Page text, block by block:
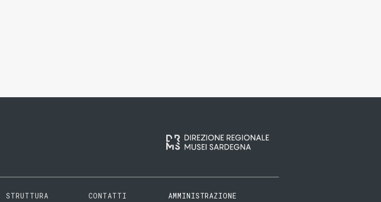
STRUTTURA CONTATTI AMMINISTRAZIONE